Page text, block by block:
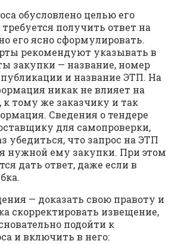
обусловлено целью его
получить ответ на
его ясно сформулировать.
рекомендуют указывать в
закупки — название, номер
и название ЭТП. На
никак не влияет на
к тому же заказчику и так
Сведения о тендере
для самопроверки,
убедиться, что запрос на ЭТП
нужной ему закупки. При этом
дать ответ, даже если в
— доказать свою правоту и
скорректировать извещение,
подойти к
и включить в него: